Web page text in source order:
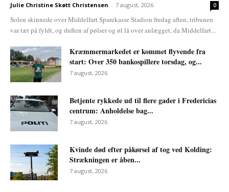
Julie Christine Skøtt Christensen - 7 august, 2026 0
Solen skinnede over Middelfart Sparekasse Stadion fredag aften, tribunen
var tæt på fyldt, og duften af pølser og øl lå over anlægget, da Middelfart...
Kræmmermarkedet er kommet flyvende fra
start: Over 350 bankospillere torsdag, og...
7 august, 2026
Betjente rykkede ud til flere gader i Fredericias
centrum: Anholdelse bag...
7 august, 2026
Kvinde død efter påkørsel af tog ved Kolding:
Strækningen er åben...
7 august, 2026